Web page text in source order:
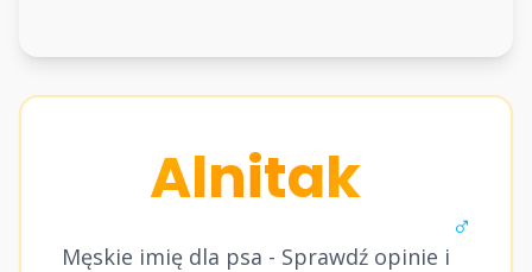
Alnitak
Męskie imię dla psa - Sprawdź opinie i
♂